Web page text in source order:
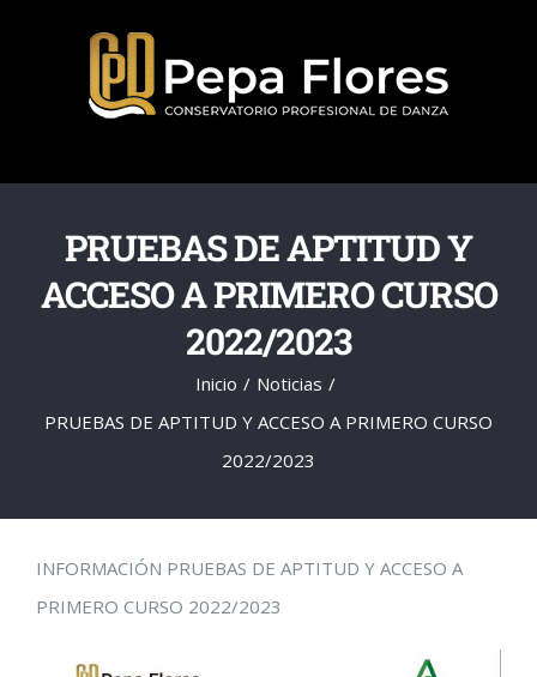
PRUEBAS DE APTITUD Y
ACCESO A PRIMERO CURSO
2022/2023
Inicio
Noticias
PRUEBAS DE APTITUD Y ACCESO A PRIMERO CURSO
2022/2023
INFORMACIÓN PRUEBAS DE APTITUD Y ACCESO A
PRIMERO CURSO 2022/2023